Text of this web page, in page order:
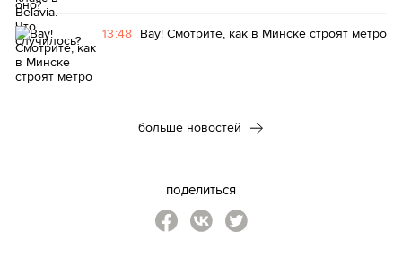
13:48 Вау! Смотрите, как в Минске строят метро
больше новостей
поделиться